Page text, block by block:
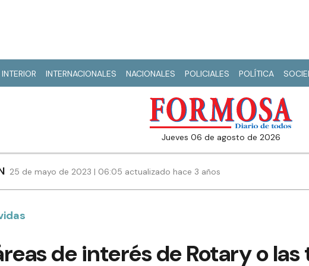
INTERIOR INTERNACIONALES NACIONALES POLICIALES POLÍTICA
jueves 06 de agosto de 2026
25 de mayo de 2023 | 06:05 actualizado hace 3 años
de interés de Rotary o